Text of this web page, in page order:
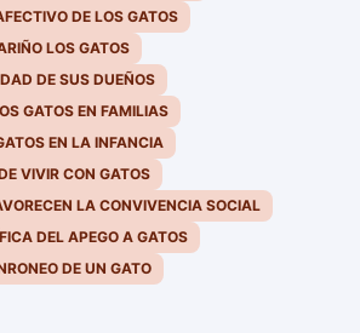
DE LOS GATOS
LOS GATOS
DE SUS DUEÑOS
GATOS EN FAMILIAS
EN LA INFANCIA
VIVIR CON GATOS
LA CONVIVENCIA SOCIAL
DEL APEGO A GATOS
DE UN GATO